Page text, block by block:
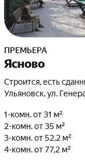
ПРЕМЬЕРА
Ясново
Строится, есть
Ульяновск, ул.
1-комн. от 31 м²
2-комн. от 35 м²
3-комн. от 52,2 м²
4-комн. от 77,2 м²